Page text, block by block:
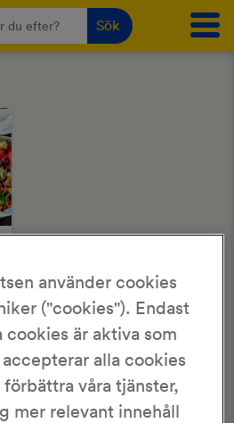
Sök
använder cookies
("cookies"). Endast
är aktiva som
alla cookies
våra tjänster,
mer relevant innehåll